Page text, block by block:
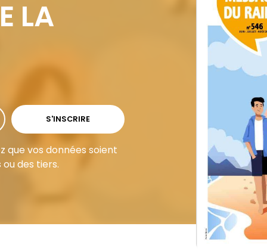
LA
S'INSCRIRE
que vos données soient
des tiers.